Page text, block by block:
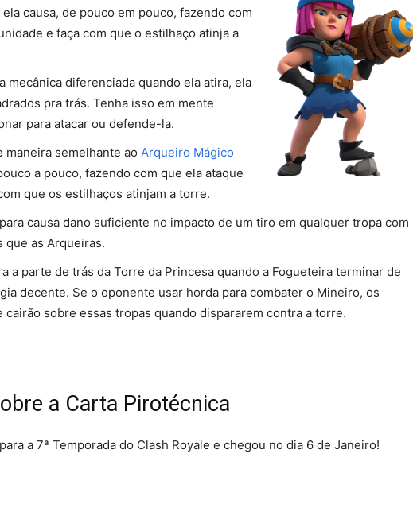
causa, de pouco em pouco, fazendo com
e faça com que o estilhaço atinja a
mecânica diferenciada quando ela atira, ela
pra trás. Tenha isso em mente
para atacar ou defende-la.
maneira semelhante ao Arqueiro Mágico
a pouco, fazendo com que ela ataque
que os estilhaços atinjam a torre.
causa dano suficiente no impacto de um tiro em qualquer tropa com
que as Arqueiras.
a parte de trás da Torre da Princesa quando a Fogueteira terminar de
decente. Se o oponente usar horda para combater o Mineiro, os
cairão sobre essas tropas quando dispararem contra a torre.
a Carta Pirotécnica
a 7ª Temporada do Clash Royale e chegou no dia 6 de Janeiro!